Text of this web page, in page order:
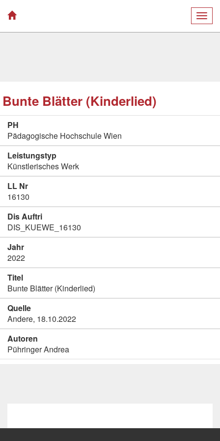
Bunte Blätter (Kinderlied)
PH
Pädagogische Hochschule Wien
Leistungstyp
Künstlerisches Werk
LL Nr
16130
Dis Auftri
DIS_KUEWE_16130
Jahr
2022
Titel
Bunte Blätter (Kinderlied)
Quelle
Andere, 18.10.2022
Autoren
Pühringer Andrea